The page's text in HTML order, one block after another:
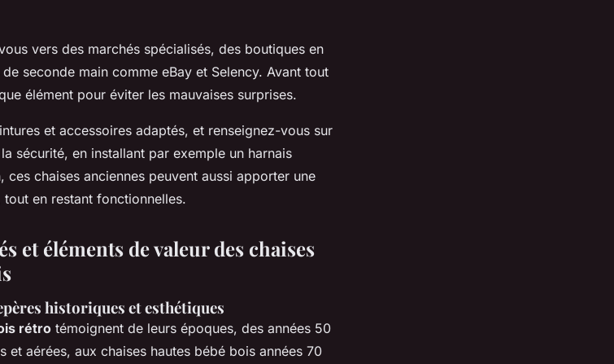
vers des marchés spécialisés, des boutiques en
seconde main comme eBay et Selency. Avant tout
élément pour éviter les mauvaises surprises.
et accessoires adaptés, et renseignez-vous sur
sécurité, en installant par exemple un harnais
chaises anciennes peuvent aussi apporter une
en restant fonctionnelles.
et éléments de valeur des chaises
historiques et esthétiques
rétro témoignent de leurs époques, des années 50
et aérées, aux chaises hautes bébé bois années 70